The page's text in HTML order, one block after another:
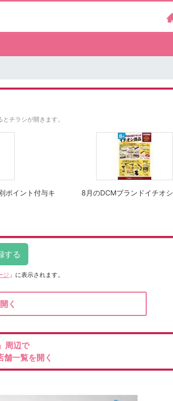
チラシが開きます。
ポイント付与キ
8月のDCMブランドイチオ
ジ 」に表示されます。
く
」周辺で
一覧を開く